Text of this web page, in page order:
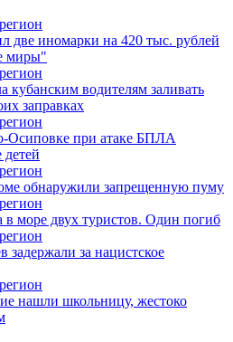
две иномарки на 420 тыс. рублей
миры"
кубанским водителям заливать
заправках
Осиповке при атаке БПЛА
детей
обнаружили запрещенную пуму
в море двух туристов. Один погиб
за нацистское
нашли школьницу, жестоко